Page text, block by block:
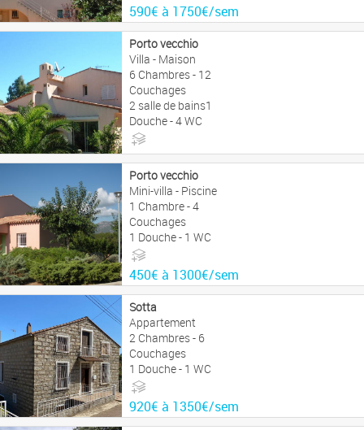
590€ à 1750€/sem
Porto vecchio
Villa - Maison
6 Chambres - 12
Couchages
2 salle de bains1
Douche - 4 WC
1721€ à 5107€/sem
Porto vecchio
Mini-villa - Piscine
1 Chambre - 4
Couchages
1 Douche - 1 WC
450€ à 1300€/sem
Sotta
Appartement
2 Chambres - 6
Couchages
1 Douche - 1 WC
920€ à 1350€/sem